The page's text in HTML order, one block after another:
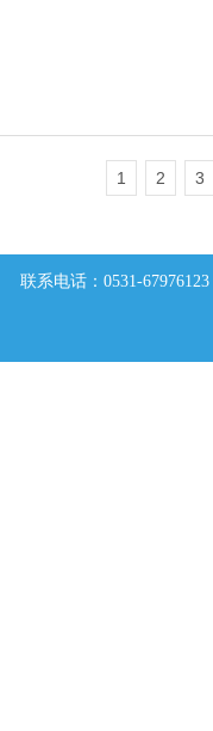
1 2 3
联系电话：0531-67976123